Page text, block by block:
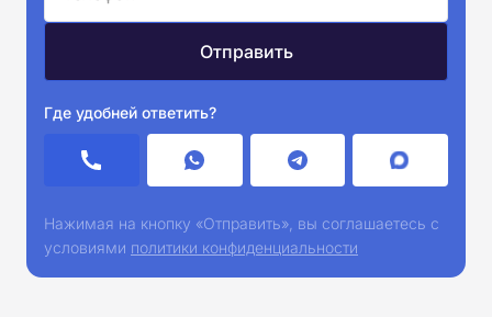
Где удобней ответить?
Нажимая на кнопку «Отправить», вы соглашаетесь с
условиями политики конфиденциальности